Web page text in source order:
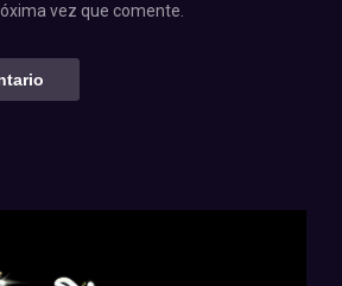
vez que comente.